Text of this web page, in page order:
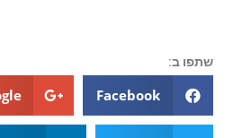
שתפו ב:
Facebook